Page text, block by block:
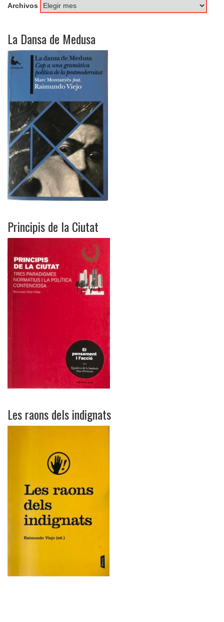
Archivos
La Dansa de Medusa
Principis de la Ciutat
Les raons dels indignats